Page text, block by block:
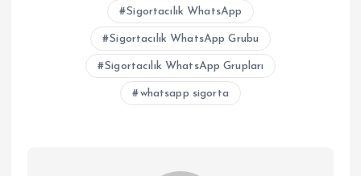
Sigortacılık WhatsApp
Sigortacılık WhatsApp Grubu
Sigortacılık WhatsApp Grupları
whatsapp sigorta